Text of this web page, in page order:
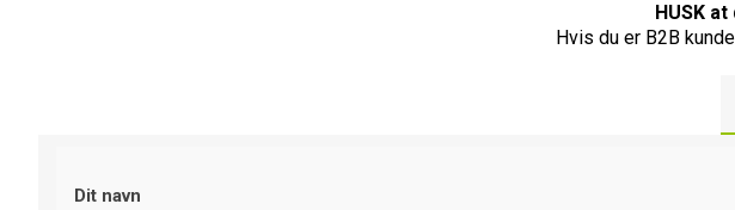
HUSK
Hvis du er B2B
Dit navn